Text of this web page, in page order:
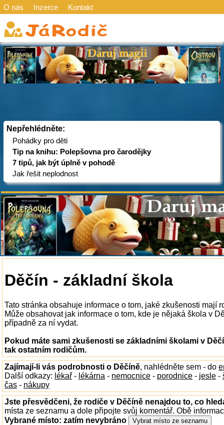
O nás Inzerce Kontakt
Nepřehlédněte:
Pohádky pro děti
Tip na knihu: Polepšovna pro čarodějky
7 tipů, jak být úplně v pohodě
Jak řešit neplodnost
Děčín - základní škola
Tato stránka obsahuje informace o tom, jaké zkušenosti mají
Může obsahovat jak informace o tom, kde je nějaká škola v
případně za ní vydat.
Pokud máte sami zkušenosti se základními školami v
tak ostatním rodičům.
Zajímají-li vás podrobnosti o Děčíně, nahlédněte sem - do
Další odkazy: lékař - lékárna - nemocnice - porodnice - jesle -
čas - nákupy
Jste přesvědčeni, že rodiče v Děčíně nenajdou to, co
místa ze seznamu a dole připojte svůj komentář. Obě
Vybrané místo: zatím nevybráno